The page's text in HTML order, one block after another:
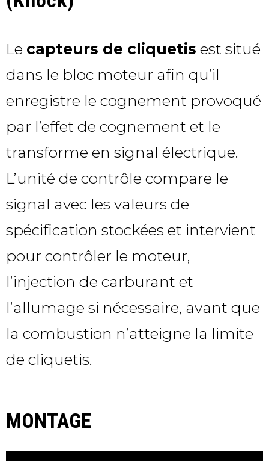
Le capteurs de cliquetis est situé
dans le bloc moteur afin qu’il
enregistre le cognement provoqué
par l’effet de cognement et le
transforme en signal électrique.
L’unité de contrôle compare le
signal avec les valeurs de
spécification stockées et intervient
pour contrôler le moteur,
l’injection de carburant et
l’allumage si nécessaire, avant que
la combustion n’atteigne la limite
de cliquetis.
MONTAGE